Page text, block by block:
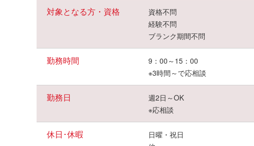
対象となる方・資格
資格不問
経験不問
ブランク期間不問
勤務時間
9：00～15：00
※3時間～で応相談
勤務日
週2日～OK
※応相談
休日･休暇
日曜・祝日